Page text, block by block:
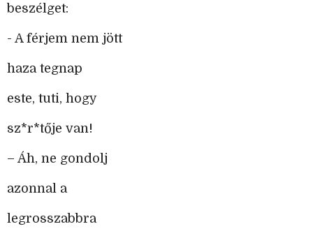
beszélget:
- A férjem nem jött
haza tegnap
este, tuti, hogy
sz*r*tője van!
– Áh, ne gondolj
azonnal a
legrosszabbra